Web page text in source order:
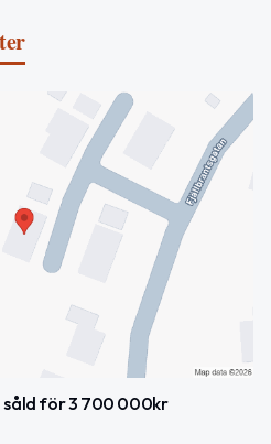
såld för 3 700 000kr